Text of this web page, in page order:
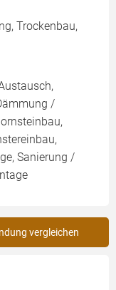
Trockenbau,
/
Sanierung /
vergleichen